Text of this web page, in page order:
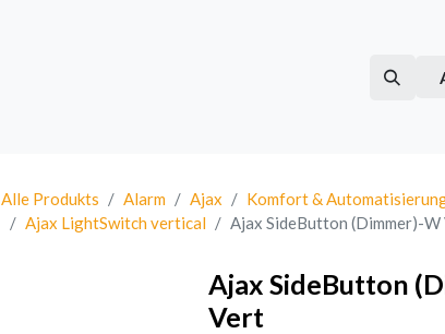
Alle Produkts Alarm Ajax
Komfort &
Ajax LightSwitch vertical
Ajax SideButton (Dimmer)-W
Ajax SideButton
Vert